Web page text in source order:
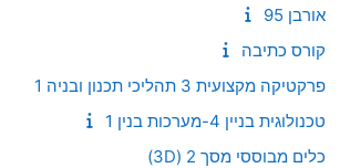
אורבן 95
קורס כתיבה
פרקטיקה מקצועית 3 תהליכי תכנון ובניה 1
טכנולוגית בניין 4-מערכות בנין 1
כלים מבוססי מסך 2 (3D)